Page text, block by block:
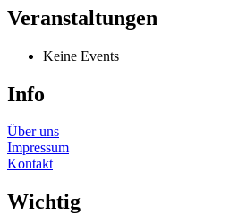
Veranstaltungen
Keine Events
Info
Über uns
Impressum
Kontakt
Wichtig